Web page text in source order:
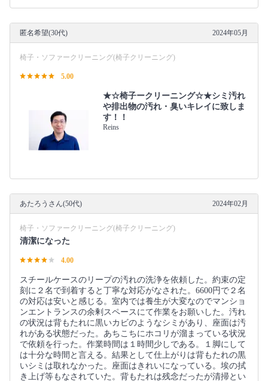
匿名希望(30代) 2024年05月
椅子・ソファークリーニング(椅子クリーニング)
5.00
★☆椅子ークリーニング☆★シミ汚れ
や排出物の汚れ・臭いキレイに致しま
す！！
Reins
あたろうさん(50代) 2024年02月
椅子・ソファークリーニング(椅子クリーニング)
清潔になった
4.00
スチールケースのリープの汚れの洗浄を依頼した。約束の定
刻に２名で到着すると丁寧な対応がなされた。6600円で２名
の対応は安いと感じる。室内では養生が大変なのでマンショ
ンエントランスの余剰スペースにて作業をお願いした。汚れ
の状況は背もたれに黒いカビのようなシミがあり、座面は汚
れがある状態だった。あちこちにホコリが溜まっている状況
で依頼を行った。作業時間は１時間少しである。１脚にして
は十分な時間と言える。結果として仕上がりは背もたれの黒
いシミは取れなかった。座面はきれいになっている。埃の拭
き上げ等もなされていた。背もたれは残念だったが清掃とい